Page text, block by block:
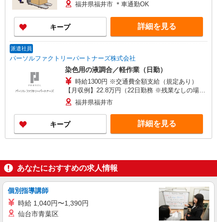
福井県福井市 ＊車通勤OK
キープ 詳細を見る
派遣社員
パーソルファクトリーパートナーズ株式会社
染色用の液調合／軽作業（日勤）
時給1300円 ※交通費全額支給（規定あり）
【月収例】22.8万円（22日勤務 ※残業なしの場
合）福井県福井市
キープ 詳細を見る
あなたにおすすめの求人情報
個別指導講師
時給 1,040円〜1,390円
仙台市青葉区